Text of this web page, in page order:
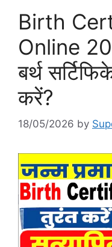
Birth
Online
बर्थ
करें?
18/05/2026 by